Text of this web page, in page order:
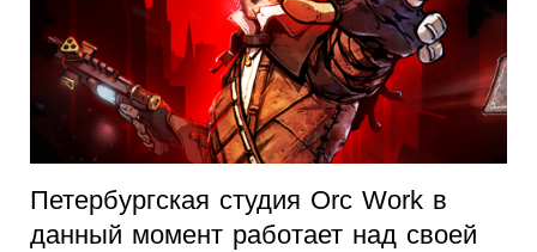
Петербургская студия Orc Work в
данный момент работает над своей